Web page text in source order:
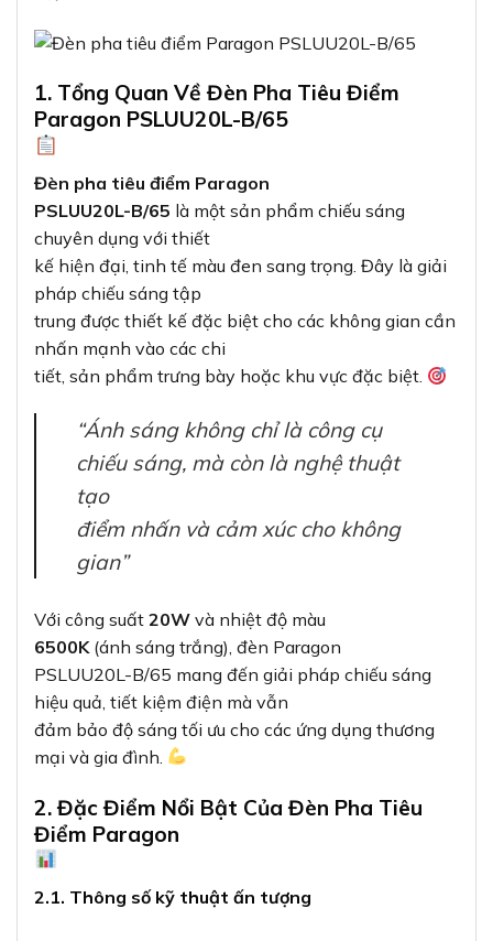
1. Tổng Quan Về Đèn Pha Tiêu Điểm
Paragon PSLUU20L-B/65
Đèn pha tiêu điểm Paragon
PSLUU20L-B/65 là một sản phẩm chiếu sáng
chuyên dụng với thiết
kế hiện đại, tinh tế màu đen sang trọng. Đây là giải
pháp chiếu sáng tập
trung được thiết kế đặc biệt cho các không gian cần
nhấn mạnh vào các chi
tiết, sản phẩm trưng bày hoặc khu vực đặc biệt.
“Ánh sáng không chỉ là công cụ
chiếu sáng, mà còn là nghệ thuật
tạo
điểm nhấn và cảm xúc cho không
gian”
Với công suất 20W và nhiệt độ màu
6500K (ánh sáng trắng), đèn Paragon
PSLUU20L-B/65 mang đến giải pháp chiếu sáng
hiệu quả, tiết kiệm điện mà vẫn
đảm bảo độ sáng tối ưu cho các ứng dụng thương
mại và gia đình.
2. Đặc Điểm Nổi Bật Của Đèn Pha Tiêu
Điểm Paragon
2.1. Thông số kỹ thuật ấn tượng